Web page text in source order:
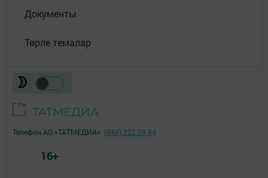
Документы
Төрле темалар
Телефон АО «ТАТМЕДИА»: (843) 222 09 84
16+